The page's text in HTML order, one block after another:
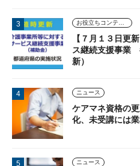
お役立ちコンテンツ
【７月１３日更
ス継続支援事業
新）
ニュース
ケアマネ資格の
化、未受講には
ニュース